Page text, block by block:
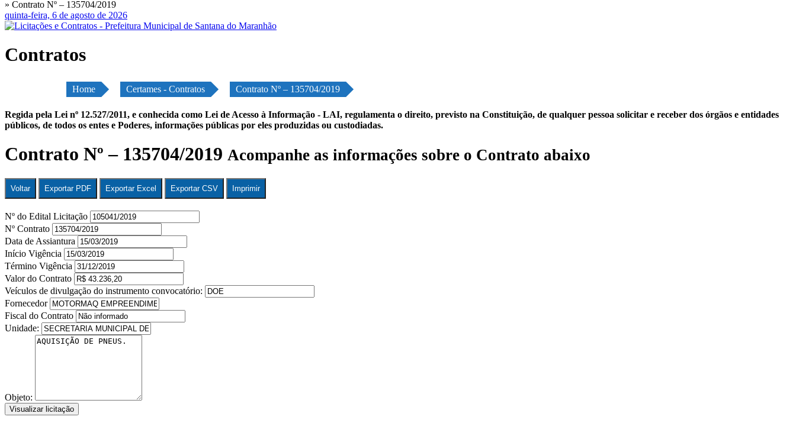
» Contrato Nº – 135704/2019
quinta-feira, 6 de agosto de 2026
Contratos
Home Certames - Contratos Contrato Nº – 135704/2019
Regida pela Lei nº 12.527/2011, e conhecida como Lei de Acesso à Informação - LAI, regulamenta o direito, previsto na Constituição, de qualquer pessoa solicitar e receber dos órgãos e entidades
públicos, de todos os entes e Poderes, informações públicas por eles produzidas ou custodiadas.
Contrato Nº – 135704/2019 Acompanhe as informações sobre o Contrato abaixo
Voltar Exportar PDF Exportar Excel Exportar CSV Imprimir
Nº do Edital Licitação
Nº Contrato
Data de Assiantura
Início Vigência
Término Vigência
Valor do Contrato
Veículos de divulgação do instrumento convocatório:
Fornecedor
Fiscal do Contrato
Unidade:
Objeto:
Visualizar licitação